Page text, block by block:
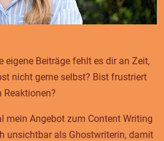
eigene Beiträge fehlt es dir an Zeit,
nicht gerne selbst? Bist frustriert
Reaktionen?
mein Angebot zum Content Writing
unsichtbar als Ghostwriterin, damit